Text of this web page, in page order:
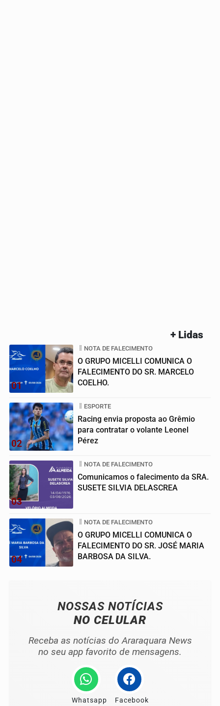
+ Lidas
01
NOTA DE FALECIMENTO
O GRUPO MICELLI COMUNICA O
FALECIMENTO DO SR. MARCELO
COELHO.
02
ESPORTE
Racing envia proposta ao Grêmio
para contratar o volante Leonel
Pérez
03
NOTA DE FALECIMENTO
Comunicamos o falecimento da SRA.
SUSETE SILVIA DELASCREA
04
NOTA DE FALECIMENTO
O GRUPO MICELLI COMUNICA O
FALECIMENTO DO SR. JOSÉ MARIA
BARBOSA DA SILVA.
NOSSAS NOTÍCIAS
NO CELULAR
Receba as notícias do Araraquara News
no seu app favorito de mensagens.
Whatsapp Facebook